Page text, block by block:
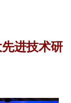
进技术研